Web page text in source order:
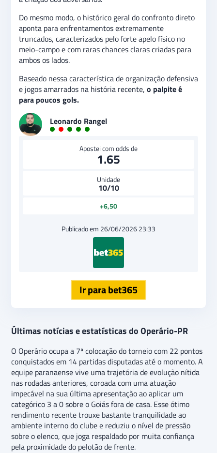
Do mesmo modo, o histórico geral do confronto direto
aponta para enfrentamentos extremamente
truncados, caracterizados pelo forte apelo físico no
meio-campo e com raras chances claras criadas para
ambos os lados.
Baseado nessa característica de organização defensiva
e jogos amarrados na história recente, o palpite é
para poucos gols.
Leonardo Rangel
Apostei com odds de
1.65
Unidade
10/10
+6,50
Publicado em 26/06/2026 23:33
Ir para bet365
Últimas notícias e estatísticas do Operário-PR
O Operário ocupa a 7ª colocação do torneio com 22 pontos
conquistados em 14 partidas disputadas até o momento. A
equipe paranaense vive uma trajetória de evolução nítida
nas rodadas anteriores, coroada com uma atuação
impecável na sua última apresentação ao aplicar um
categórico 3 a 0 sobre o Goiás fora de casa. Esse ótimo
rendimento recente trouxe bastante tranquilidade ao
ambiente interno do clube e reduziu o nível de pressão
sobre o elenco, que joga respaldado por muita confiança
pela proximidade do pelotão de frente.